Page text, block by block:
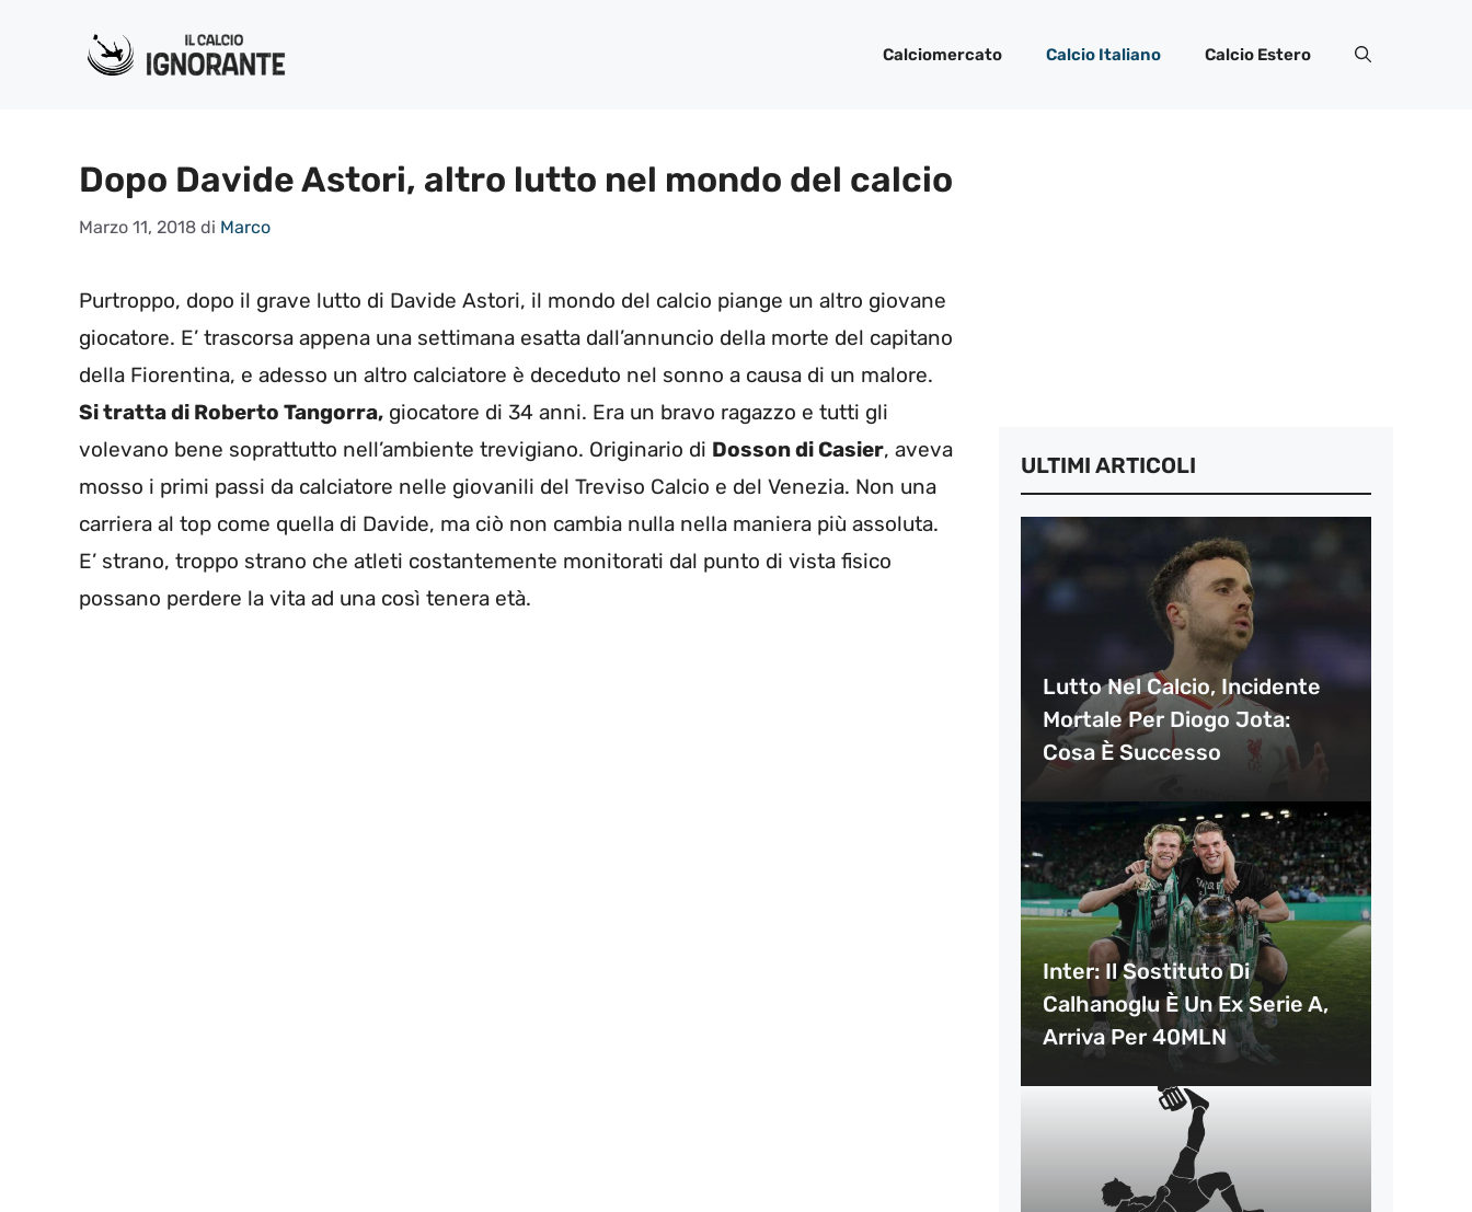
Calciomercato Calcio Italiano Calcio Estero
Dopo Davide Astori, altro lutto nel mondo del calcio
Marzo 11, 2018 di Marco
Purtroppo, dopo il grave lutto di Davide Astori, il mondo del calcio piange un altro giovane
giocatore. E’ trascorsa appena una settimana esatta dall’annuncio della morte del capitano
della Fiorentina, e adesso un altro calciatore è deceduto nel sonno a causa di un malore.
Si tratta di Roberto Tangorra, giocatore di 34 anni. Era un bravo ragazzo e tutti gli
volevano bene soprattutto nell’ambiente trevigiano. Originario di Dosson di Casier, aveva
mosso i primi passi da calciatore nelle giovanili del Treviso Calcio e del Venezia. Non una
carriera al top come quella di Davide, ma ciò non cambia nulla nella maniera più assoluta.
E’ strano, troppo strano che atleti costantemente monitorati dal punto di vista fisico
possano perdere la vita ad una così tenera età.
ULTIMI ARTICOLI
Lutto Nel Calcio, Incidente
Mortale Per Diogo Jota:
Cosa È Successo
Inter: Il Sostituto Di
Calhanoglu È Un Ex Serie A,
Arriva Per 40MLN